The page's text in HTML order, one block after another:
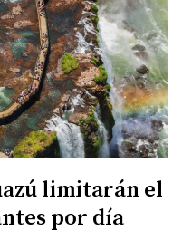
limitarán el
por día